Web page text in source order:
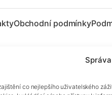
co nejlepšího uživatelského
Obchodní podmínky